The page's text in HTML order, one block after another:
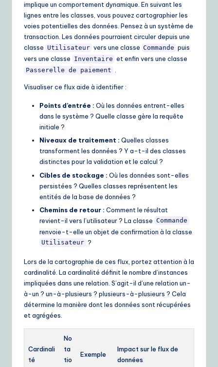
implique un comportement dynamique. En suivant les
lignes entre les classes, vous pouvez cartographier les
voies potentielles des données. Pensez à un système de
transaction. Les données pourraient circuler depuis une
classe Utilisateur vers une classe Commande puis
vers une classe Inventaire et enfin vers une classe
Passerelle de paiement .
Visualiser ce flux aide à identifier :
Points d’entrée : Où les données entrent-elles
dans le système ? Quelle classe gère la requête
initiale ?
Niveaux de traitement : Quelles classes
transforment les données ? Y a-t-il des classes
distinctes pour la validation et le calcul ?
Cibles de stockage : Où les données sont-elles
persistées ? Quelles classes représentent les
entités de la base de données ?
Chemins de retour : Comment le résultat
revient-il vers l’utilisateur ? La classe Commande
renvoie-t-elle un objet de confirmation à la classe
Utilisateur ?
Lors de la cartographie de ces flux, portez attention à la
cardinalité. La cardinalité définit le nombre d’instances
impliquées dans une relation. S’agit-il d’une relation un-
à-un ? un-à-plusieurs ? plusieurs-à-plusieurs ? Cela
détermine la manière dont les données sont récupérées
et agrégées.
Cardinali
té
No
ta
tio
Exemple
Impact sur le flux de
données